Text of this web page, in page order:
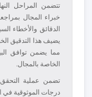
تتضمن المراحل
خبراء المجال
الدقائق والأخطاء
يضيف هذا التدقيق
مما يضمن توافق
الخاصة بالمجال.
تضمن عملية
درجات الموثوقية في